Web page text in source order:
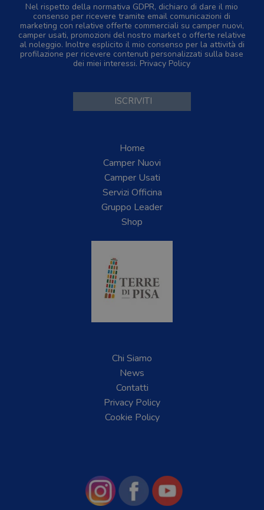
Nel rispetto della normativa GDPR, dichiaro di dare il mio
consenso per ricevere tramite email comunicazioni di
marketing con relative offerte commerciali su camper nuovi,
camper usati, promozioni del nostro market o offerte relative
al noleggio. Inoltre esplicito il mio consenso per la attività di
profilazione per ricevere contenuti personalizzati sulla base
dei miei interessi. Privacy Policy
Home
Camper Nuovi
Camper Usati
Servizi Officina
Gruppo Leader
Shop
Chi Siamo
News
Contatti
Privacy Policy
Cookie Policy